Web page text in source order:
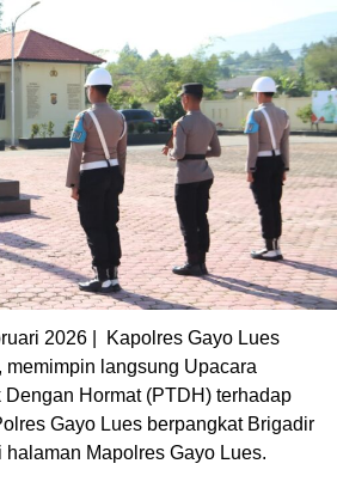
2026 | Kapolres Gayo Lues
memimpin langsung Upacara
Dengan Hormat (PTDH) terhadap
Gayo Lues berpangkat Brigadir
Mapolres Gayo Lues.